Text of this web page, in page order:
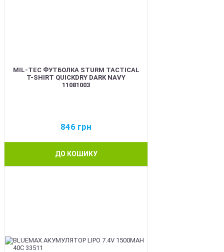
MIL-TEC ФУТБОЛКА STURM TACTICAL
T-SHIRT QUICKDRY DARK NAVY
11081003
846 грн
ДО КОШИКУ